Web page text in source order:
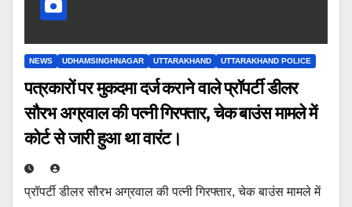
NEWS UDHAMSINGHNAGAR UTTARAKHAND UTTARAKHAND POLICE
पत्रकारों पर मुकदमा दर्ज कराने वाले प्रॉपर्टी डीलर
सौरभ अग्रवाल की पत्नी गिरफ्तार, चेक बाउंस मामले में
कोर्ट से जारी हुआ था वारंट।
प्रॉपर्टी डीलर सौरभ अग्रवाल की पत्नी गिरफ्तार, चेक बाउंस मामले में